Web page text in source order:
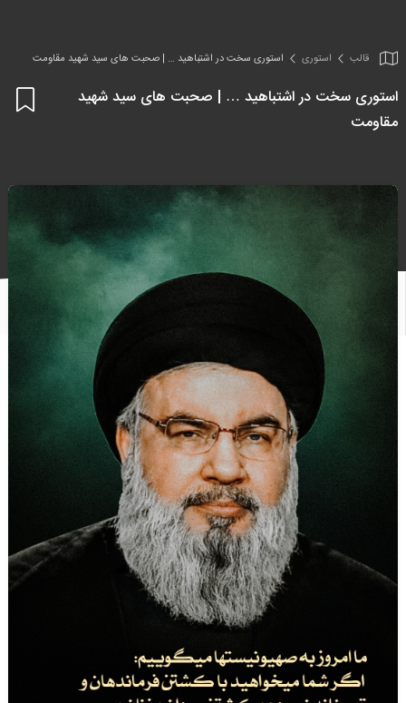
قالب استوری استوری سخت در اشتباهید … | صحبت های سید شهید مقاومت
استوری سخت در اشتباهید … | صحبت های سید شهید
مقاومت